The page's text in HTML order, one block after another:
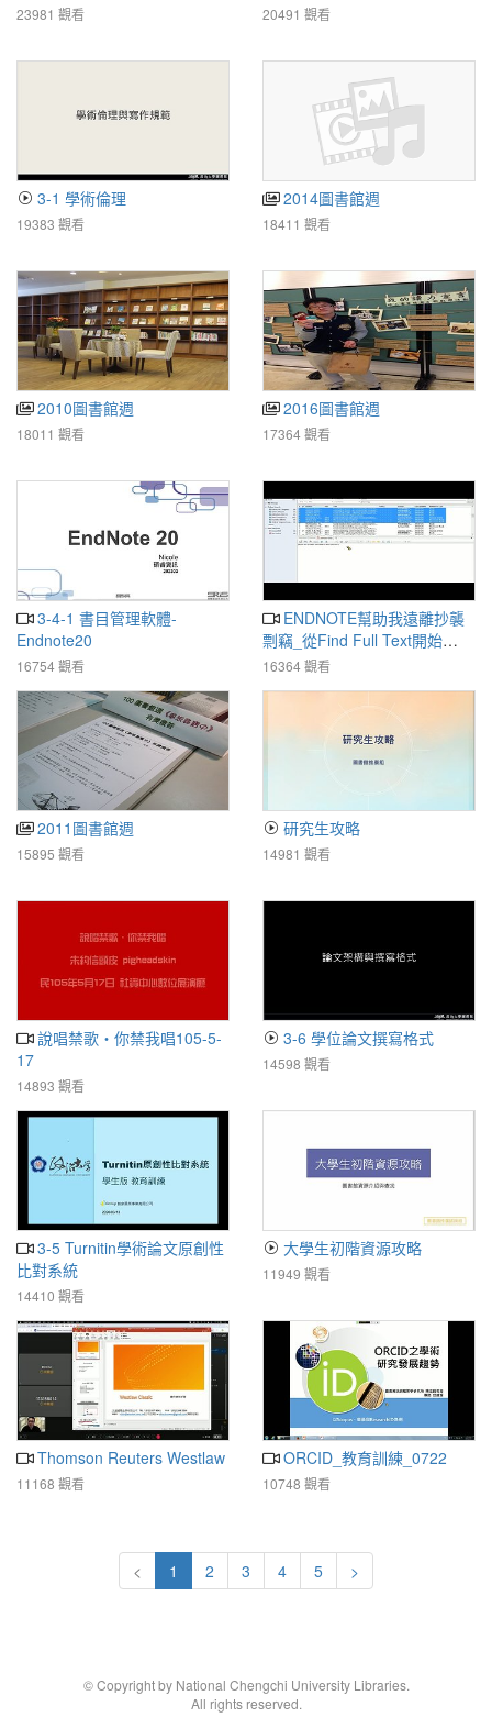
23981 觀看 20491 觀看
3-1 學術倫理
19383 觀看
2014圖書館週
18411 觀看
2010圖書館週
18011 觀看
2016圖書館週
17364 觀看
3-4-1 書目管理軟體-
Endnote20
16754 觀看
ENDNOTE幫助我遠離抄襲
剽竊_從Find Full Text開始
105-5-6
16364 觀看
2011圖書館週
15895 觀看
研究生攻略
14981 觀看
說唱禁歌‧你禁我唱105-5-
17
14893 觀看
3-6 學位論文撰寫格式
14598 觀看
3-5 Turnitin學術論文原創性
比對系統
14410 觀看
大學生初階資源攻略
11949 觀看
Thomson Reuters Westlaw
11168 觀看
ORCID_教育訓練_0722
10748 觀看
< 1 2 3 4 5 >
© Copyright by National Chengchi University Libraries.
All rights reserved.